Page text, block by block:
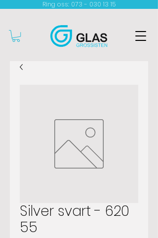
Ring oss: 073 - 030 13 15​
Silver svart - 620
55